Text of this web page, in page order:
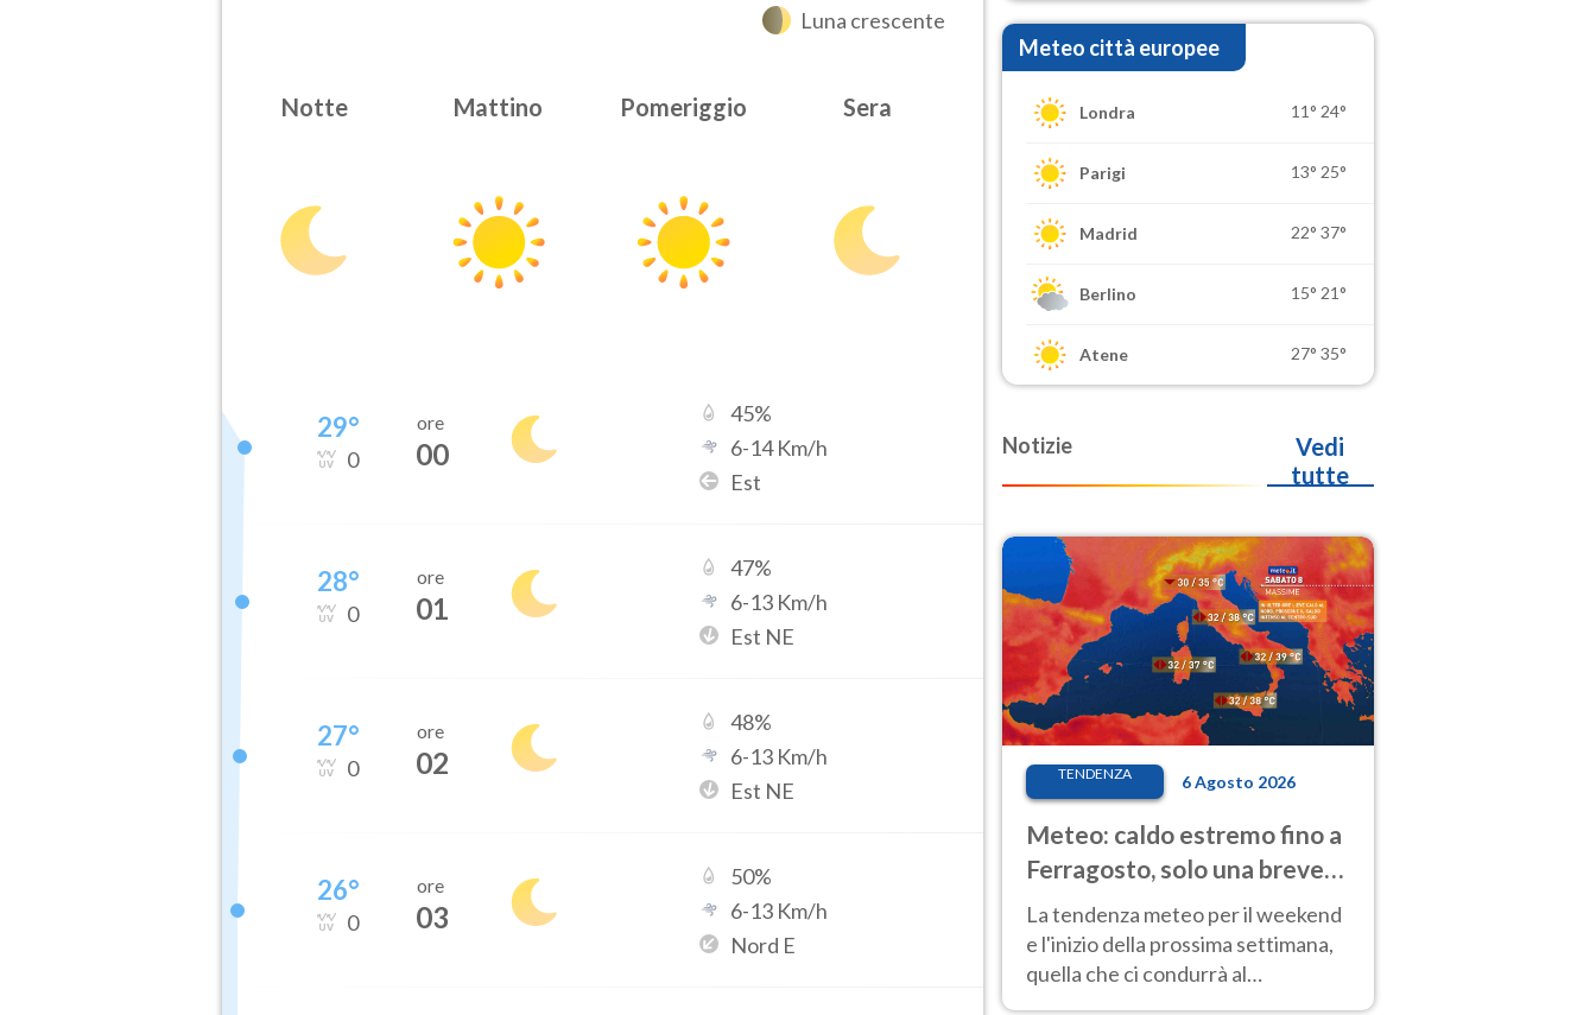
Luna crescente
Notte Mattino Pomeriggio Sera
29°
0
ore
00
45%
6-14Km/h
Est
28°
0
ore
01
47%
6-13 Km/h
Est NE
27°
0
ore
02
48%
6-13 Km/h
Est NE
26°
0
ore
03
50%
6-13 Km/h
Nord E
Meteo città europee
Londra 11° 24°
Parigi 13° 25°
Madrid 22° 37°
Berlino 15° 21°
Atene 27° 35°
Notizie
Vedi
tutte
TENDENZA 6 Agosto 2026
Meteo: caldo estremo fino a
Ferragosto, solo una breve
pausa. Ecco dove
La tendenza meteo per il weekend
e l'inizio della prossima settimana,
quella che ci condurrà al